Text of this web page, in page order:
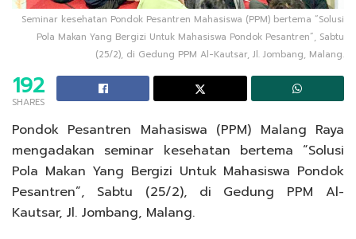
Seminar kesehatan Pondok Pesantren Mahasiswa (PPM) bertema “Solusi
Pola Makan Yang Bergizi Untuk Mahasiswa Pondok Pesantren”, Sabtu
(25/2), di Gedung PPM Al-Kautsar, Jl. Jombang, Malang.
192
SHARES
Pondok Pesantren Mahasiswa (PPM) Malang Raya
mengadakan seminar kesehatan bertema “Solusi
Pola Makan Yang Bergizi Untuk Mahasiswa Pondok
Pesantren”, Sabtu (25/2), di Gedung PPM Al-
Kautsar, Jl. Jombang, Malang.